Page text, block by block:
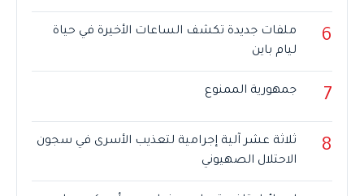
6
ملفات جديدة تكشف الساعات الأخيرة في حياة
ليام باين
7 جمهورية الممنوع
8
ثلاثة عشر آلية إجرامية لتعذيب الأسرى في سجون
الاحتلال الصهيوني